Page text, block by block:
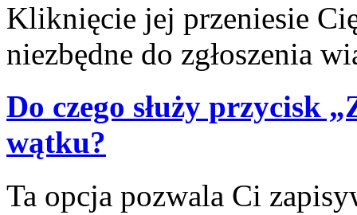
Kliknięcie jej przeniesie
niezbędne do zgłoszenia
Do czego służy przycisk
wątku?
Ta opcja pozwala Ci